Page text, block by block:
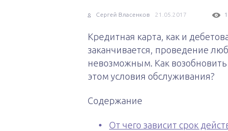
Сергей Власенков 21.05.2017
Кредитная карта, как и
заканчивается, проведение
невозможным. Как
этом условия обслуживания?
Содержание
От чего зависит срок